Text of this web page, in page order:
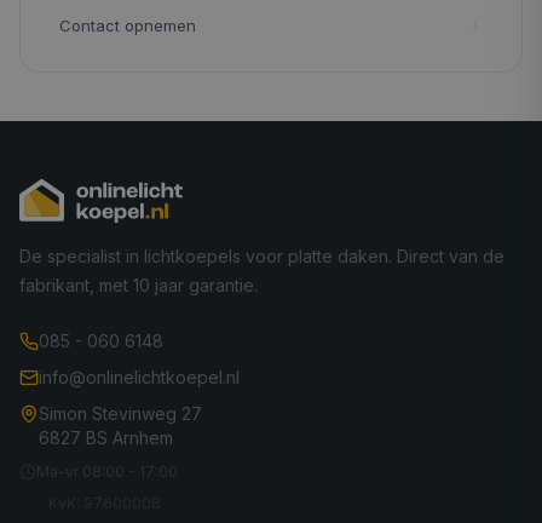
Contact opnemen
De specialist in lichtkoepels voor platte daken. Direct van de
fabrikant, met 10 jaar garantie.
085 - 060 6148
info@onlinelichtkoepel.nl
Simon Stevinweg 27
6827 BS Arnhem
Ma-vr 08:00 - 17:00